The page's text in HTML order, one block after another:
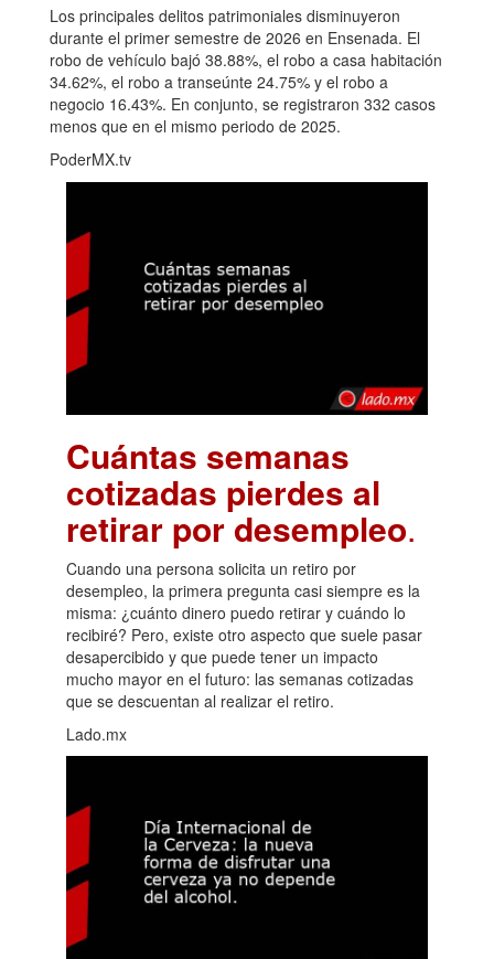
Los principales delitos patrimoniales disminuyeron
durante el primer semestre de 2026 en Ensenada. El
robo de vehículo bajó 38.88%, el robo a casa habitación
34.62%, el robo a transeúnte 24.75% y el robo a
negocio 16.43%. En conjunto, se registraron 332 casos
menos que en el mismo periodo de 2025.
PoderMX.tv
Cuántas semanas
cotizadas pierdes al
retirar por desempleo.
Cuando una persona solicita un retiro por
desempleo, la primera pregunta casi siempre es la
misma: ¿cuánto dinero puedo retirar y cuándo lo
recibiré? Pero, existe otro aspecto que suele pasar
desapercibido y que puede tener un impacto
mucho mayor en el futuro: las semanas cotizadas
que se descuentan al realizar el retiro.
Lado.mx